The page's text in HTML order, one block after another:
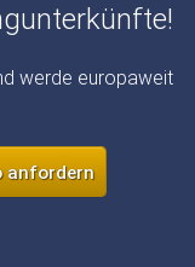
werde europaweit
anfordern